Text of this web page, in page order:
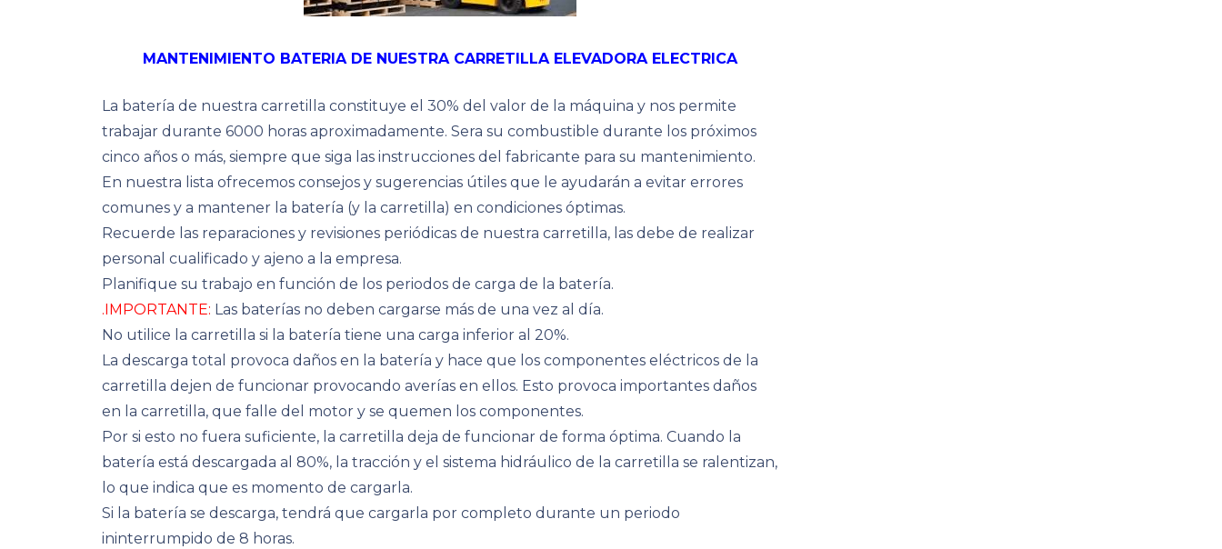
MANTENIMIENTO BATERIA DE NUESTRA CARRETILLA ELEVADORA ELECTRICA
La batería de nuestra carretilla constituye el 30% del valor de la máquina y nos permite
trabajar durante 6000 horas aproximadamente. Sera su combustible durante los próximos
cinco años o más, siempre que siga las instrucciones del fabricante para su mantenimiento.
En nuestra lista ofrecemos consejos y sugerencias útiles que le ayudarán a evitar errores
comunes y a mantener la batería (y la carretilla) en condiciones óptimas.
Recuerde las reparaciones y revisiones periódicas de nuestra carretilla, las debe de realizar
personal cualificado y ajeno a la empresa.
Planifique su trabajo en función de los periodos de carga de la batería.
.IMPORTANTE: Las baterías no deben cargarse más de una vez al día.
No utilice la carretilla si la batería tiene una carga inferior al 20%.
La descarga total provoca daños en la batería y hace que los componentes eléctricos de la
carretilla dejen de funcionar provocando averías en ellos. Esto provoca importantes daños
en la carretilla, que falle del motor y se quemen los componentes.
Por si esto no fuera suficiente, la carretilla deja de funcionar de forma óptima. Cuando la
batería está descargada al 80%, la tracción y el sistema hidráulico de la carretilla se ralentizan,
lo que indica que es momento de cargarla.
Si la batería se descarga, tendrá que cargarla por completo durante un periodo
ininterrumpido de 8 horas.